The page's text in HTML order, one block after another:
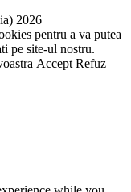
2026
pentru a va putea
pe site-ul nostru.
Accept Refuz